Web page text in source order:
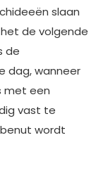
slaan
de volgende
de
dag, wanneer
met een
vast te
wordt